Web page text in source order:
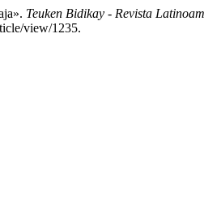
Teuken Bidikay - Revista
view/1235.